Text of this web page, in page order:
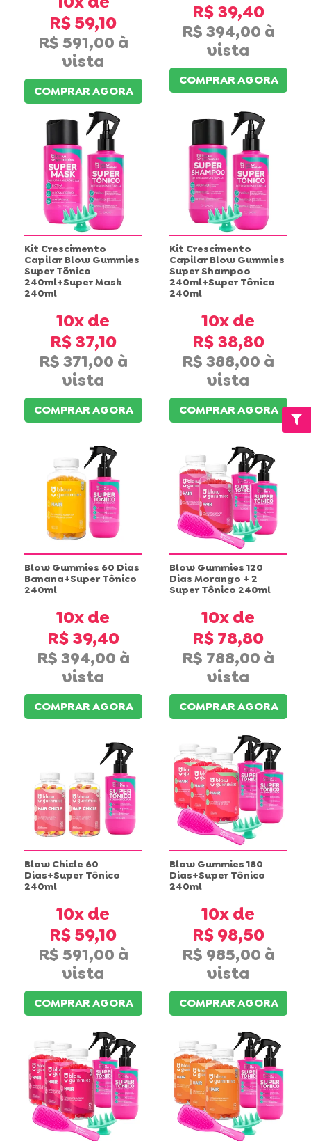
R$ 591,00
R$ 59,10
COMPRAR AGORA
R$ 394,00
R$ 39,40
COMPRAR AGORA
Kit Crescimento
Capilar Blow Gummies
Super Tõnico
240ml+Super Mask
240ml
R$ 371,00
10x
R$ 37,10
COMPRAR AGORA
Kit Crescimento
Capilar Blow Gummies
Super Shampoo
240ml+Super Tônico
240ml
R$ 388,00
10x
R$ 38,80
COMPRAR AGORA
Blow Gummies 60 Dias
Banana+Super Tônico
240ml
R$ 394,00
10x
R$ 39,40
COMPRAR AGORA
Blow Gummies 120
Dias Morango + 2
Super Tônico 240ml
R$ 788,00
10x
R$ 78,80
COMPRAR AGORA
Blow Chicle 60
Dias+Super Tônico
240ml
R$ 591,00
10x
R$ 59,10
COMPRAR AGORA
Blow Gummies 180
Dias+Super Tônico
240ml
R$ 985,00
10x
R$ 98,50
COMPRAR AGORA